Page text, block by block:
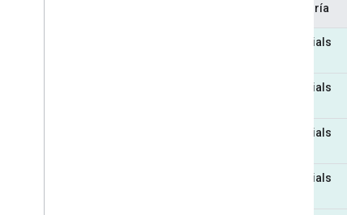
Categoría
Essentials
Essentials
Essentials
Essentials